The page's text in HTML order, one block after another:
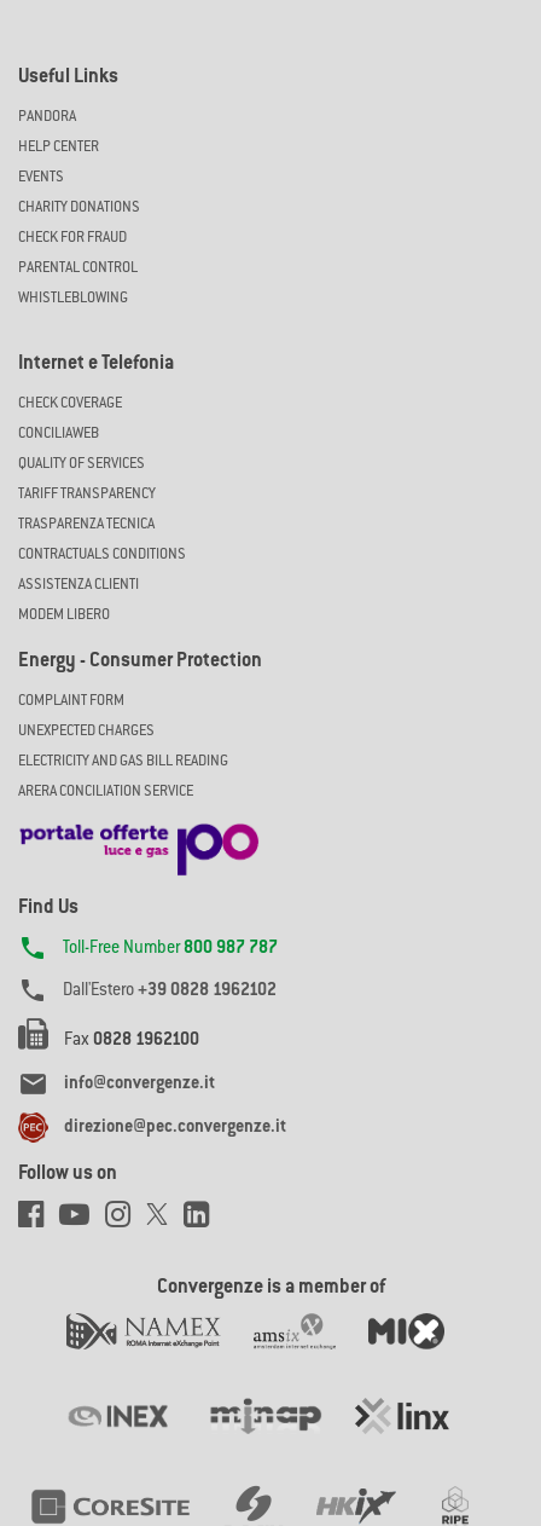
Useful Links
PANDORA
HELP CENTER
EVENTS
CHARITY DONATIONS
CHECK FOR FRAUD
PARENTAL CONTROL
WHISTLEBLOWING
Internet e Telefonia
CHECK COVERAGE
CONCILIAWEB
QUALITY OF SERVICES
TARIFF TRANSPARENCY
TRASPARENZA TECNICA
CONTRACTUALS CONDITIONS
ASSISTENZA CLIENTI
MODEM LIBERO
Energy - Consumer Protection
COMPLAINT FORM
UNEXPECTED CHARGES
ELECTRICITY AND GAS BILL READING
ARERA CONCILIATION SERVICE
Find Us
 Toll-Free Number800 987 787
 Dall'Estero +39 0828 1962102
Fax 0828 1962100
 info@convergenze.it
direzione@pec.convergenze.it
Follow us on
Convergenze is a member of